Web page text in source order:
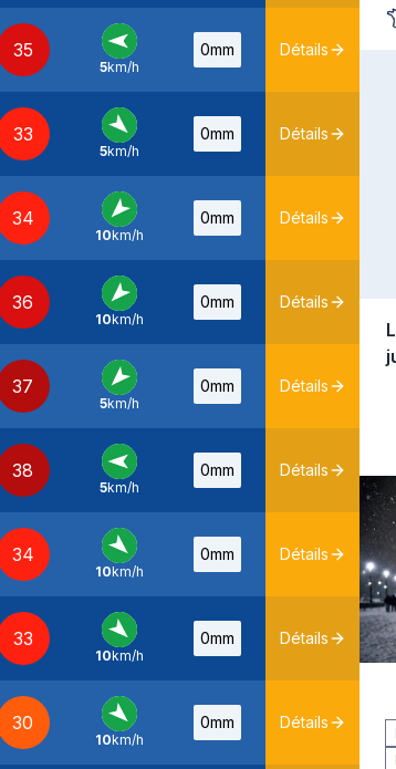
35
E -
5km/h
0mm Détails
33
NO
5km/h
0mm Détails
34
NE -
10km/h
0mm Détails
36
NE -
10km/h
0mm Détails
37
NE
5km/h
0mm Détails
38
E -
5km/h
0mm Détails
34
NO -
10km/h
0mm Détails
33
NO -
10km/h
0mm Détails
30
NO -
10km/h
0mm Détails